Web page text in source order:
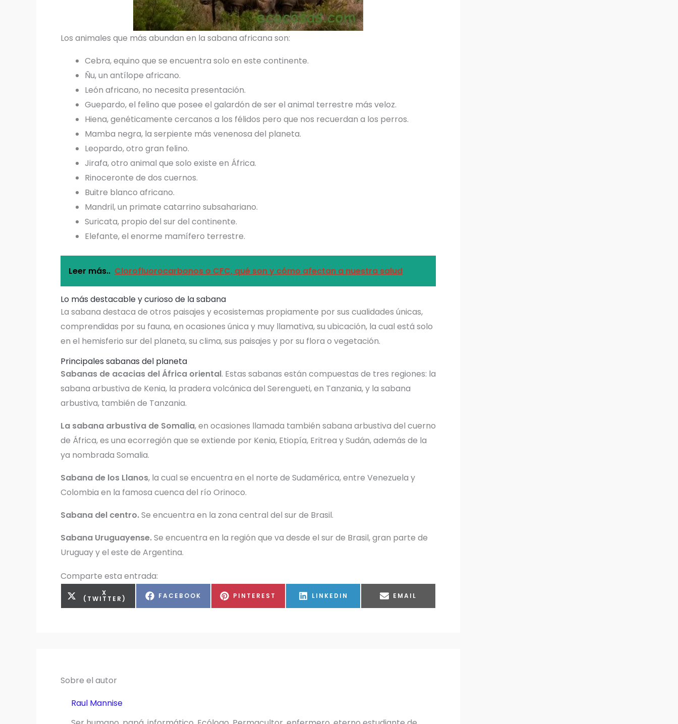
Los animales que más abundan en la sabana africana son:
Cebra, equino que se encuentra solo en este continente.
Ñu, un antílope africano.
León africano, no necesita presentación.
Guepardo, el felino que posee el galardón de ser el animal terrestre más veloz.
Hiena, genéticamente cercanos a los félidos pero que nos recuerdan a los perros.
Mamba negra, la serpiente más venenosa del planeta.
Leopardo, otro gran felino.
Jirafa, otro animal que solo existe en África.
Rinoceronte de dos cuernos.
Buitre blanco africano.
Mandril, un primate catarrino subsahariano.
Suricata, propio del sur del continente.
Elefante, el enorme mamífero terrestre.
Leer más.. Clorofluorocarbonos o CFC, qué son y cómo afectan a nuestra salud
Lo más destacable y curioso de la sabana
La sabana destaca de otros paisajes y ecosistemas propiamente por sus cualidades únicas,
comprendidas por su fauna, en ocasiones única y muy llamativa, su ubicación, la cual está solo
en el hemisferio sur del planeta, su clima, sus paisajes y por su flora o vegetación.
Principales sabanas del planeta
Sabanas de acacias del África oriental. Estas sabanas están compuestas de tres regiones: la
sabana arbustiva de Kenia, la pradera volcánica del Serengueti, en Tanzania, y la sabana
arbustiva, también de Tanzania.
La sabana arbustiva de Somalia, en ocasiones llamada también sabana arbustiva del cuerno
de África, es una ecorregión que se extiende por Kenia, Etiopía, Eritrea y Sudán, además de la
ya nombrada Somalia.
Sabana de los Llanos, la cual se encuentra en el norte de Sudamérica, entre Venezuela y
Colombia en la famosa cuenca del río Orinoco.
Sabana del centro.Se encuentra en la zona central del sur de Brasil.
Sabana Uruguayense.Se encuentra en la región que va desde el sur de Brasil, gran parte de
Uruguay y el este de Argentina.
Comparte esta entrada:
COMPARTIR
EN
X
(TWITTER) COMPARTIR
FACEBOOK COMPARTIR
PINTEREST COMPARTIR
LINKEDIN COMPARTIR
EMAIL
Sobre el autor
Raul Mannise